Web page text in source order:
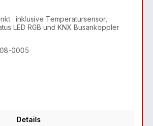
· inklusive Temperatursensor,
LED RGB und KNX Busankoppler
0005
Details